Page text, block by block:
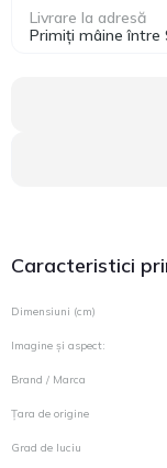
Livrare la adresă
Primiți mâine între
Caracteristici
Dimensiuni (cm)
Imagine și aspect:
Brand / Marca
Țara de origine
Grad de luciu